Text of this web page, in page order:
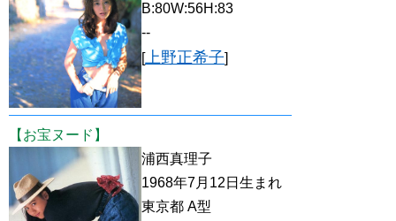
B:80W:56H:83
--
[上野正希子]
【お宝ヌード】
浦西真理子
1968年7月12日生まれ
東京都 A型